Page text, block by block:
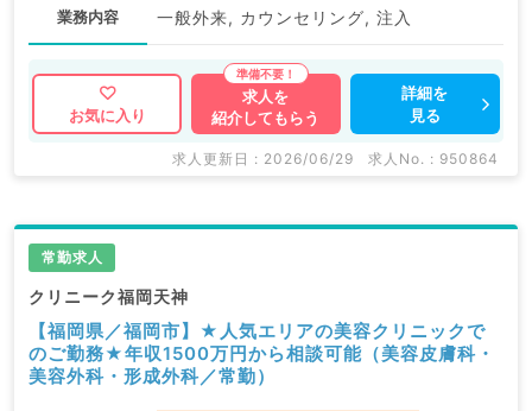
業務内容 一般外来, カウンセリング, 注入
お気に入り
求人を
紹介してもらう
詳細を
見る
求人更新日 : 2026/06/29 求人No. : 950864
常勤求人
クリニーク福岡天神
【福岡県／福岡市】★人気エリアの美容クリニックで
のご勤務★年収1500万円から相談可能（美容皮膚科・
美容外科・形成外科／常勤）